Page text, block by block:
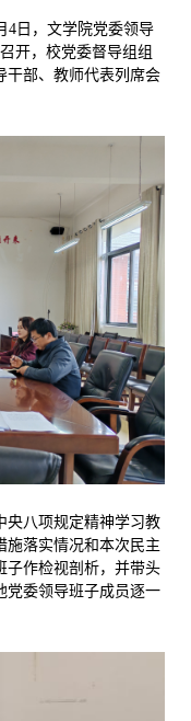
4日，文学院党委领导
开，校党委督导组组
干部、教师代表列席会
央八项规定精神学习教
施落实情况和本次民主
子作检视剖析，并带头
党委领导班子成员逐一